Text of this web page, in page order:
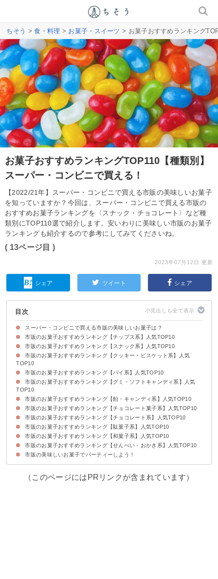
ちそう >食・料理 > お菓子・スイーツ > お菓子おすすめランキング
お菓子おすすめランキングTOP110【種類別】
スーパー・コンビニで買える！
【2022/21年】スーパー・コンビニで買える市販の美味しいお菓子
を知っていますか？今回は、スーパー・コンビニで買える市販の
おすすめお菓子ランキングを〈スナック・チョコレート〉など種
類別にTOP110選で紹介します。安いわりに美味しい市販のお菓子
ランキングも紹介するので参考にしてみてくださいね。
( 13ページ目 )
2023年07月12日 更新
シェア ツイート シェア
目次
スーパー・コンビニで買える市販の美味しいお菓子は？
市販のお菓子おすすめランキング【チップス系】人気TOP10
10位：じゃがいも心地（131円）
9位：ポテトチップスのり塩（131円）
8位：ポテトチップスクリスプ（95円）
7位：ハンターポテトチップス（429円）
6位：すっぱムーチョ（129円）
5位：ピザポテト（134円）
4位：チップスター（213円）
3位：堅あげポテトうすしお味（126円）
2位：プリングルス（259円）
1位：ポテトチップスコンソメパンチ（108円）
市販のお菓子おすすめランキング【スナック系】人気TOP10
10位：おさつどきっ（105円）
9位：カラムーチョ（106円）
8位：ポリンキー（82円）
7位：かっぱえびせん（185円）
6位：じゃがビー（136円）
5位：ミーノ（374円）
4位：ポテコ（97円）
3位：マイクポップコーン（116円）
2位：プリッツ熟トマト（289円）
1位：じゃがりこサラダ味（105円）
市販のお菓子おすすめランキング【クッキー・ビスケット系】人気
TOP10
10位：オールレーズン（324円）
9位：いちごのタルト（213円）
8位：マリービスケット（170円）
7位：イトーヤチョコチップクッキー（216円）
6位：チョイス（160円）
5位：ブランチュール（297円）
4位：カントリーマアム（356円）
3位：プチいちごビスケット（73円）
2位：ノアール（237円）
1位：ムーンライト（213円）
市販のお菓子おすすめランキング【パイ系】人気TOP10
10位：マリーで仕立てたマシュマロケーキ（245円）
9位：ムーンライトソフトケーキ（280円）
8位：ピーチブラン（324円）
7位：シルベーヌ（315円）
6位：ピンクチョコパイ贅沢いちご（128円）
5位：W白桃のカスタードケーキ（324円）
4位：エンゼルパイ（369円）
３位：ふんわりプチケーキ（220円）
2位：ガトーショコラ（277円）
1位：チョコパイ（415円）
市販のお菓子おすすめランキング【グミ・ソフトキャンディ系】人気
TOP10
10位：ハリボコーラ味（192円）
9位：果汁グミ（375円）
8位：フェットチーネグミ（129円）
7位：ちびサワー（178円）
6位：ピュレグミ（280円）
5位：コグミ（125円）
4位：男梅グミ（123円）
3位：カンデミーナ（307円）
2位：ハイチュウ（182円）
1位：コーラアップ（198円）
市販のお菓子おすすめランキング【飴・キャンディ系】人気TOP10
10位：金のミルクキャンディ（245円）
9位：じゃんじゃかソーダ（194円）
8位：色えんぴつキャンディー（192円）
7位：スーパーレモン（188円）
6位：いちごみるく（210円）
5位：キュービィロップ（172円）
4位：ポップキャンディ（864円）
3位：ミルキー（181円）
2位：小梅（162円）
1位：チュッパチャプス（30円）
市販のお菓子おすすめランキング【チョコレート菓子系】人気TOP10
10位：さくさくぱんだ（329円）
9位：パキーラ（96円）
8位：アルフォート（298円）
7位：チョコリエール（128円）
6位：たけのこの里（213円）
5位：コアラのマーチ（394円）
4位：ホルン（204円）
3位：ポッキー極細（160円）
2位：パイの実（417円）
1位：ルマンド（128円）
市販のお菓子おすすめランキング【チョコレート系】人気TOP10
10位：メルティーキッス（270円）
9位：グリコアーモンドピーク（205円）
8位：チロルチョコレート（21円）
7位：ルック（116円）
6位：バッカス（140円）
5位：ブラックサンダー（30円）
4位：ダース（86円）
3位：マーブルチョコレート（120円）
2位：神戸ショコラバンホーテンブレンド（207円）
1位：明治ミルクチョコレート（118円）
市販のお菓子おすすめランキング【駄菓子系】人気TOP10
10位：ビッグカツ（31円）
9位：キャベツ太郎（97円）
8位：ベビースター（32円）
7位：いちご大福マシュマロ（10円）
6位：クッピーラムネ（32円）
5位：カルパス（8円）
4位：いちご餅（28円）
3位：ハイエイトチョコレート（40円）
2位：ポテトフライ（35円）
1位：うまい棒（12円）
市販のお菓子おすすめランキング【和菓子系】人気TOP10
10位：ヤマザキミニ羊羹（71円）
9位：どら焼き（170円）
8位：井村屋カステラ（342円）
7位：もっちりたい焼き（64円）
6位：小倉ぱい（308円）
5位：もみじ饅頭（130円）
4位：鈴カステラ（96円）
3位：しきしまのふーちゃんふ菓子（224円）
2位：土佐の芋けんぴ（375円）
1位：練蜜かりんとう（248円）
市販のお菓子おすすめランキング【せんべい・おかき系】人気TOP10
10位：星たべよ（159円）
9位：味調べ（183円）
8位：まがりせんべい（177円）
7位：カレーせん（207円）
6位：チーズおかき（295円）
5位：ぬれおかき（100円）
4位：きなこ餅（270円）
3位：ぽたぽた焼（232円）
2位：ばかうけ（370円）
1位：ハッピーターン（181円）
市販の美味しいお菓子でパーティーしよう！
（このページにはPRリンクが含まれています）